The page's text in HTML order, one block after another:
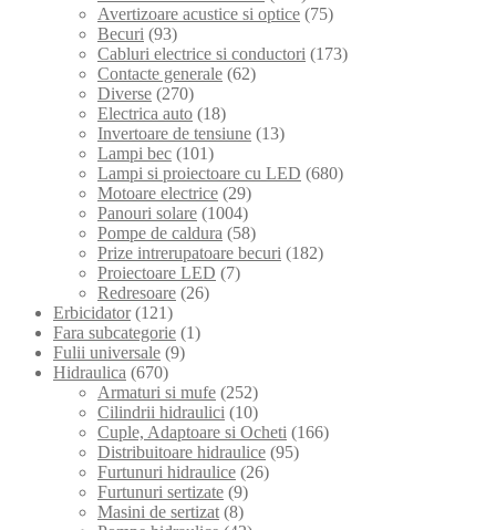
Avertizoare acustice si optice (75)
Becuri (93)
Cabluri electrice si conductori (173)
Contacte generale (62)
Diverse (270)
Electrica auto (18)
Invertoare de tensiune (13)
Lampi bec (101)
Lampi si proiectoare cu LED (680)
Motoare electrice (29)
Panouri solare (1004)
Pompe de caldura (58)
Prize intrerupatoare becuri (182)
Proiectoare LED (7)
Redresoare (26)
Erbicidator (121)
Fara subcategorie (1)
Fulii universale (9)
Hidraulica (670)
Armaturi si mufe (252)
Cilindrii hidraulici (10)
Cuple, Adaptoare si Ocheti (166)
Distribuitoare hidraulice (95)
Furtunuri hidraulice (26)
Furtunuri sertizate (9)
Masini de sertizat (8)